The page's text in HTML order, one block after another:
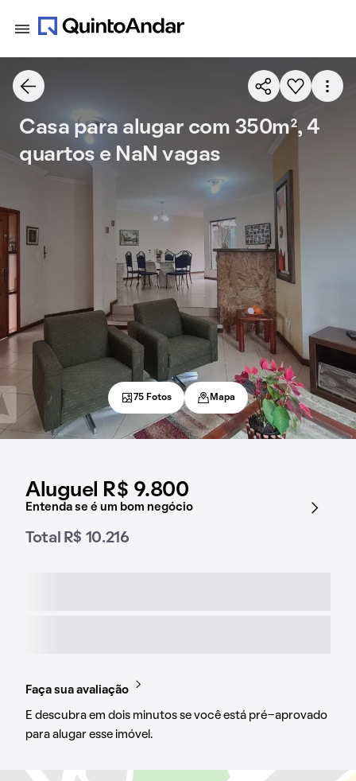
Aluguel R$ 9.800
Entenda se é um bom negócio
Total R$ 10.216
Faça sua avaliação
E descubra em dois minutos se você está pré-aprovado
para alugar esse imóvel.
Casa para alugar com 350m², 4
quartos e NaN vagas
75 Fotos Mapa